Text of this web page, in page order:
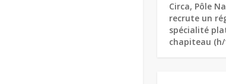
Circa, Pôle
recrute un
spécialité
chapiteau